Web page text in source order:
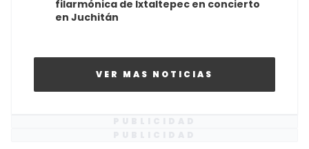
filarmónica de Ixtaltepec en concierto
en Juchitán
VER MAS NOTICIAS